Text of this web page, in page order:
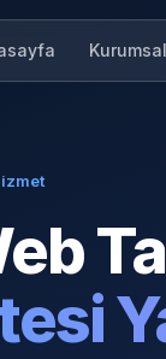
Kurumsal